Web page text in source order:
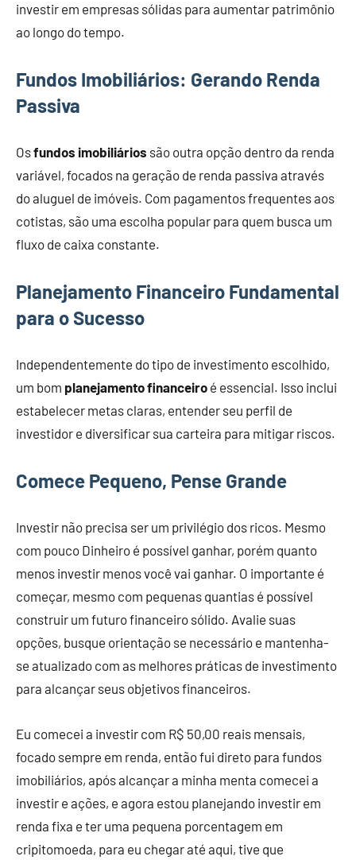
investir em empresas sólidas para aumentar patrimônio
ao longo do tempo.
Fundos Imobiliários: Gerando Renda
Passiva
Osfundos imobiliários são outra opção dentro da renda
variável, focados na geração de renda passiva através
do aluguel de imóveis. Com pagamentos frequentes aos
cotistas, são uma escolha popular para quem busca um
fluxo de caixa constante.
Planejamento Financeiro Fundamental
para o Sucesso
Independentemente do tipo de investimento escolhido,
um bom planejamento financeiro é essencial. Isso inclui
estabelecer metas claras, entender seu perfil de
investidor e diversificar sua carteira para mitigar riscos.
Comece Pequeno, Pense Grande
Investir não precisa ser um privilégio dos ricos. Mesmo
com pouco Dinheiro é possível ganhar, porém quanto
menos investir menos você vai ganhar. O importante é
começar, mesmo com pequenas quantias é possível
construir um futuro financeiro sólido. Avalie suas
opções, busque orientação se necessário e mantenha-
se atualizado com as melhores práticas de investimento
para alcançar seus objetivos financeiros.
Eu comecei a investir com R$ 50,00 reais mensais,
focado sempre em renda, então fui direto para fundos
imobiliários, após alcançar a minha menta comecei a
investir e ações, e agora estou planejando investir em
renda fixa e ter uma pequena porcentagem em
cripitomoeda, para eu chegar até aqui, tive que